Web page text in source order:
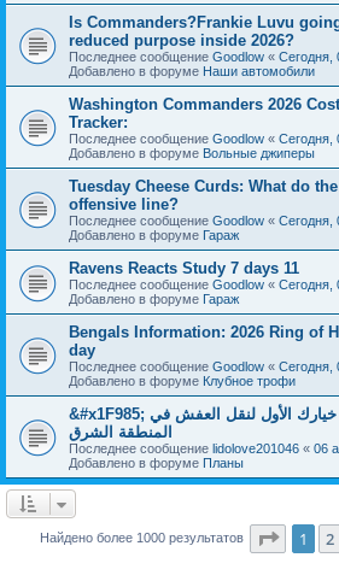
Is Commanders?Frankie Luvu
reduced purpose inside 2026?
Последнее сообщение Goodlow « Сегодня,
Добавлено в форуме Наши автомобили
Washington Commanders 2026
Tracker:
Последнее сообщение Goodlow « Сегодня,
Добавлено в форуме Вольные джиперы
Tuesday Cheese Curds: What do
offensive line?
Последнее сообщение Goodlow « Сегодня,
Добавлено в форуме Гараж
Ravens Reacts Study 7 days 11
Последнее сообщение Goodlow « Сегодня,
Добавлено в форуме Гараж
Bengals Information: 2026 Ring of
day
Последнее сообщение Goodlow « Сегодня,
Добавлено в форуме Клубное трофи
&#x1F985; شركة الصقور الدولية: خيارك الأول لنقل العفش في
المنطقة الشرق
Последнее сообщение lidolove201046 « 06
Добавлено в форуме Планы
Найдено более 1000 результатов 1 2